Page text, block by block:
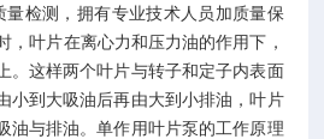
量检测，拥有专业技术人员加质量保
，叶片在离心力和压力油的作用下，
。这样两个叶片与转子和定子内表面
小到大吸油后再由大到小排油，叶片
油与排油。单作用叶片泵的工作原理